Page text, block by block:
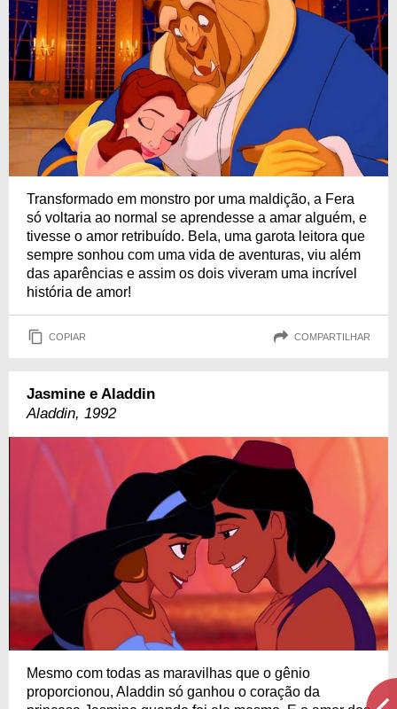
Transformado em monstro por uma maldição, a Fera
só voltaria ao normal se aprendesse a amar alguém, e
tivesse o amor retribuído. Bela, uma garota leitora que
sempre sonhou com uma vida de aventuras, viu além
das aparências e assim os dois viveram uma incrível
história de amor!
COPIAR COMPARTILHAR
Jasmine e Aladdin
Aladdin, 1992
Mesmo com todas as maravilhas que o gênio
proporcionou, Aladdin só ganhou o coração da